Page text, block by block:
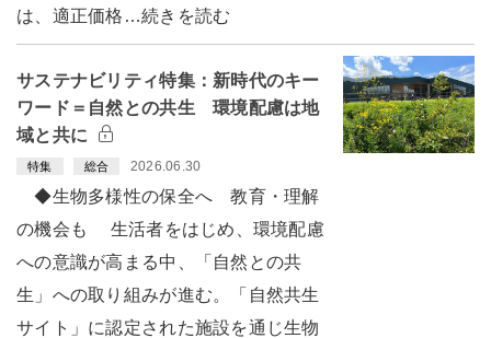
は、適正価格…続きを読む
サステナビリティ特集：新時代のキー
ワード＝自然との共生 環境配慮は地
域と共に
特集 総合 2026.06.30
◆生物多様性の保全へ 教育・理解
の機会も 生活者をはじめ、環境配慮
への意識が高まる中、「自然との共
生」への取り組みが進む。「自然共生
サイト」に認定された施設を通じ生物